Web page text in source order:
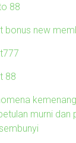
88
bonus new
88
murni